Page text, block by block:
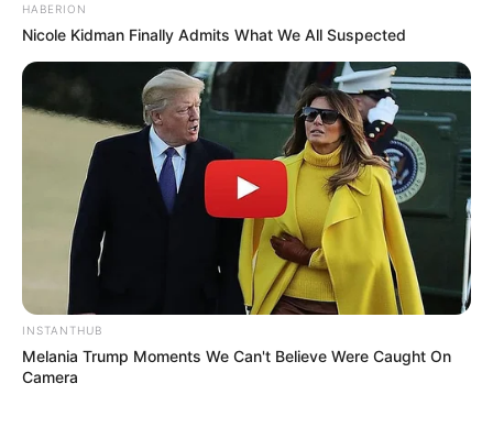
HABERION
Nicole Kidman Finally Admits What We All Suspected
INSTANTHUB
Melania Trump Moments We Can't Believe Were Caught On
Camera